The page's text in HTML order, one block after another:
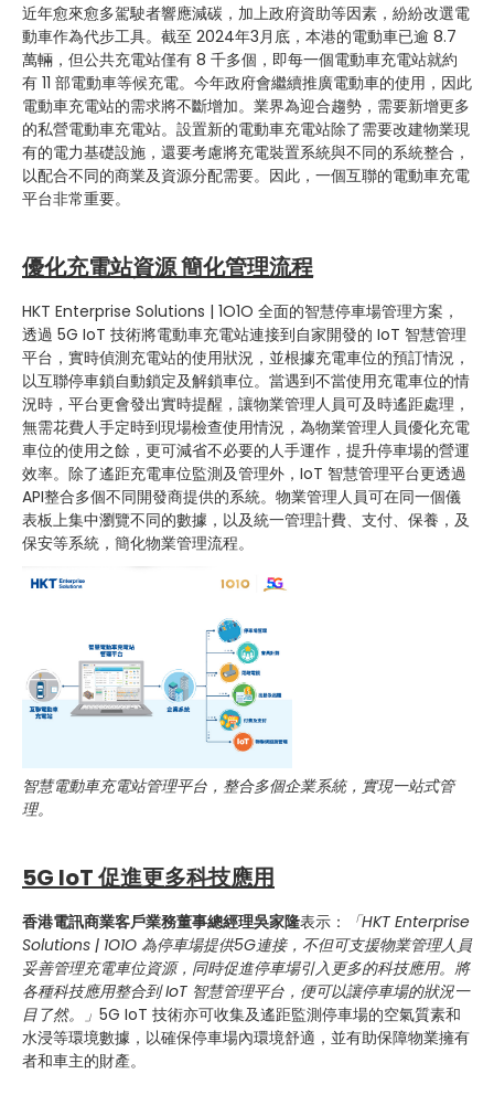
近年愈來愈多駕駛者響應減碳，加上政府資助等因素，紛紛改選電
動車作為代步工具。截至 2024年3月底，本港的電動車已逾 8.7
萬輛，但公共充電站僅有 8 千多個，即每一個電動車充電站就約
有 11 部電動車等候充電。今年政府會繼續推廣電動車的使用，因此
電動車充電站的需求將不斷增加。業界為迎合趨勢，需要新增更多
的私營電動車充電站。設置新的電動車充電站除了需要改建物業現
有的電力基礎設施，還要考慮將充電裝置系統與不同的系統整合，
以配合不同的商業及資源分配需要。因此，一個互聯的電動車充電
平台非常重要。
優化充電站資源 簡化管理流程
HKT Enterprise Solutions | 1O1O 全面的智慧停車場管理方案，
透過 5G IoT 技術將電動車充電站連接到自家開發的 IoT 智慧管理
平台，實時偵測充電站的使用狀況，並根據充電車位的預訂情況，
以互聯停車鎖自動鎖定及解鎖車位。當遇到不當使用充電車位的情
況時，平台更會發出實時提醒，讓物業管理人員可及時遙距處理，
無需花費人手定時到現場檢查使用情況，為物業管理人員優化充電
車位的使用之餘，更可減省不必要的人手運作，提升停車場的營運
效率。除了遙距充電車位監測及管理外，IoT 智慧管理平台更透過
API整合多個不同開發商提供的系統。物業管理人員可在同一個儀
表板上集中瀏覽不同的數據，以及統一管理計費、支付、保養，及
保安等系統，簡化物業管理流程。
智慧電動車充電站管理平台，整合多個企業系統，實現一站式管
理。
5G IoT 促進更多科技應用
香港電訊商業客戶業務董事總經理吳家隆表示：
「HKT Enterprise
Solutions | 1O1O 為停車場提供5G連接，不但可支援物業管理人員
妥善管理充電車位資源，同時促進停車場引入更多的科技應用。將
各種科技應用整合到 IoT 智慧管理平台，便可以讓停車場的狀況一
目了然。」 5G IoT 技術亦可收集及遙距監測停車場的空氣質素和
水浸等環境數據，以確保停車場內環境舒適，並有助保障物業擁有
者和車主的財產。